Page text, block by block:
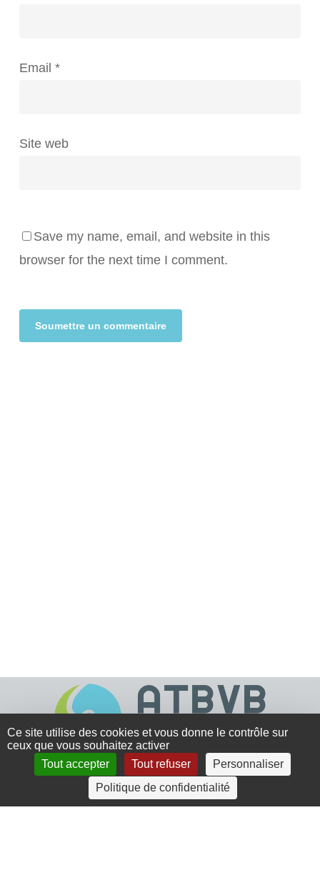
Email *
Site web
Save my name, email, and website in this
browser for the next time I comment.
4 rue Crec’h-Ugen
22810 Belle Isle en Terre
Ce site utilise des cookies et vous donne le contrôle sur
ceux que vous souhaitez activer
Tout accepter
Tout refuser
Personnaliser
Politique de confidentialité